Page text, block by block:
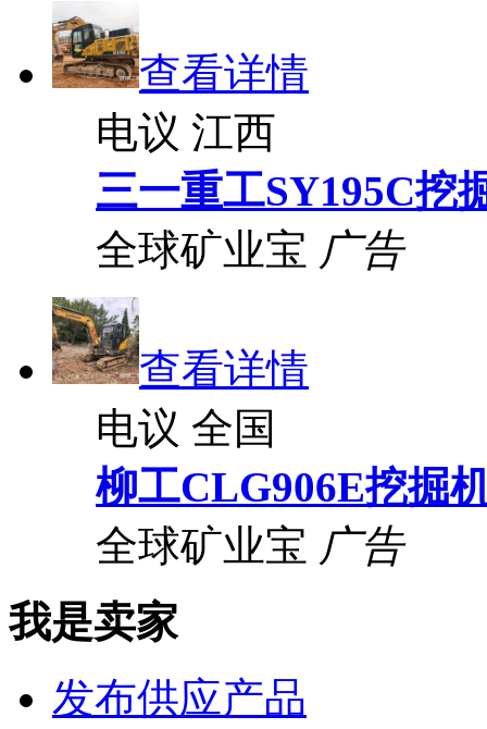
查看详情
电议 江西
三一重工SY195C挖
全球矿业宝 广告
查看详情
电议 全国
柳工CLG906E挖掘
全球矿业宝 广告
我是卖家
发布供应产品